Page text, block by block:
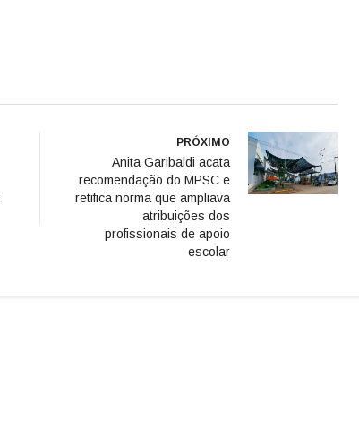
PRÓXIMO
Anita Garibaldi acata
recomendação do MPSC e
retifica norma que ampliava
atribuições dos
profissionais de apoio
escolar